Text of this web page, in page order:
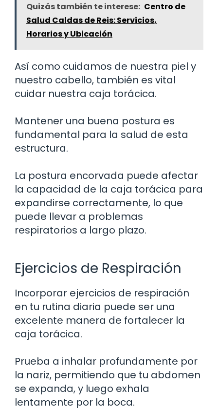
Quizás también te interese: Centro de
Salud Caldas de Reis: Servicios,
Horarios y Ubicación
Así como cuidamos de nuestra piel y
nuestro cabello, también es vital
cuidar nuestra caja torácica.
Mantener una buena postura es
fundamental para la salud de esta
estructura.
La postura encorvada puede afectar
la capacidad de la caja torácica para
expandirse correctamente, lo que
puede llevar a problemas
respiratorios a largo plazo.
Ejercicios de Respiración
Incorporar ejercicios de respiración
en tu rutina diaria puede ser una
excelente manera de fortalecer la
caja torácica.
Prueba a inhalar profundamente por
la nariz, permitiendo que tu abdomen
se expanda, y luego exhala
lentamente por la boca.